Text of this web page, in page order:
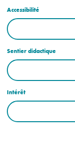
Accessibilité
Sentier didactique
Intérêt